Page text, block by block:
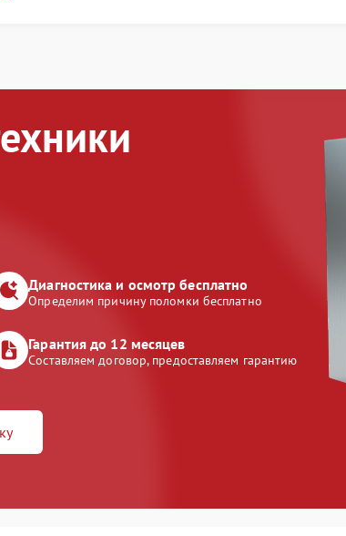
Диагностика и осмотр бесплатно
Определим причину поломки бесплатно
Гарантия до 12 месяцев
Составляем договор, предоставляем гарантию